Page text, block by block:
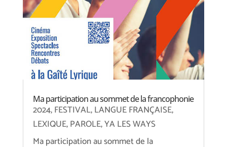
Ma participation au sommet de la francophonie
2024,FESTIVAL,LANGUE FRANÇAISE,
LEXIQUE,PAROLE,YA LES WAYS
Ma participation au sommet de la